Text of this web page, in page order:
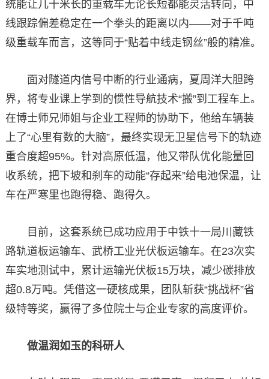
统能让几十米长的重载车无论长短都能灵活转向，中
线跟踪偏差稳定在一个拳头的距离以内——对于千吨
级重载车而言，这等同于“贴着中线走钢丝”般的精准。
面对隧道内信号中断的行业通病，夏周洋大胆跨
界，将专业课上学到的惯性导航技术“搬”到工程车上。
在博士师兄师姐与企业工程师的协助下，他给车辆装
上了“心里有数的大脑”，最终实现无卫星信号下的轨迹
重合度超95%。针对高原低温，他又带队优化能量回
收系统，把下坡和刹车的动能“存起来”给电池保温，让
车在严寒里也跑得稳、跑得久。
目前，这套系统已成功应用于中铁十一局川藏铁
路轨道板运输车、武桥工业光伏板运输车。在23次实
车实地测试中，累计运输光伏板15万块，减少碳排放
超0.8万吨。凭借这一硬核成果，团队斩获“挑战杯”省
级特等奖，赢得了多位院士与企业专家的高度评价。
做温润如玉的科研人